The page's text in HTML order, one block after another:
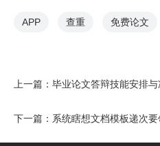
APP 查重 免费论文
上一篇： 毕业论文答辩技能安排与
下一篇： 系统瞎想文档模板递次要